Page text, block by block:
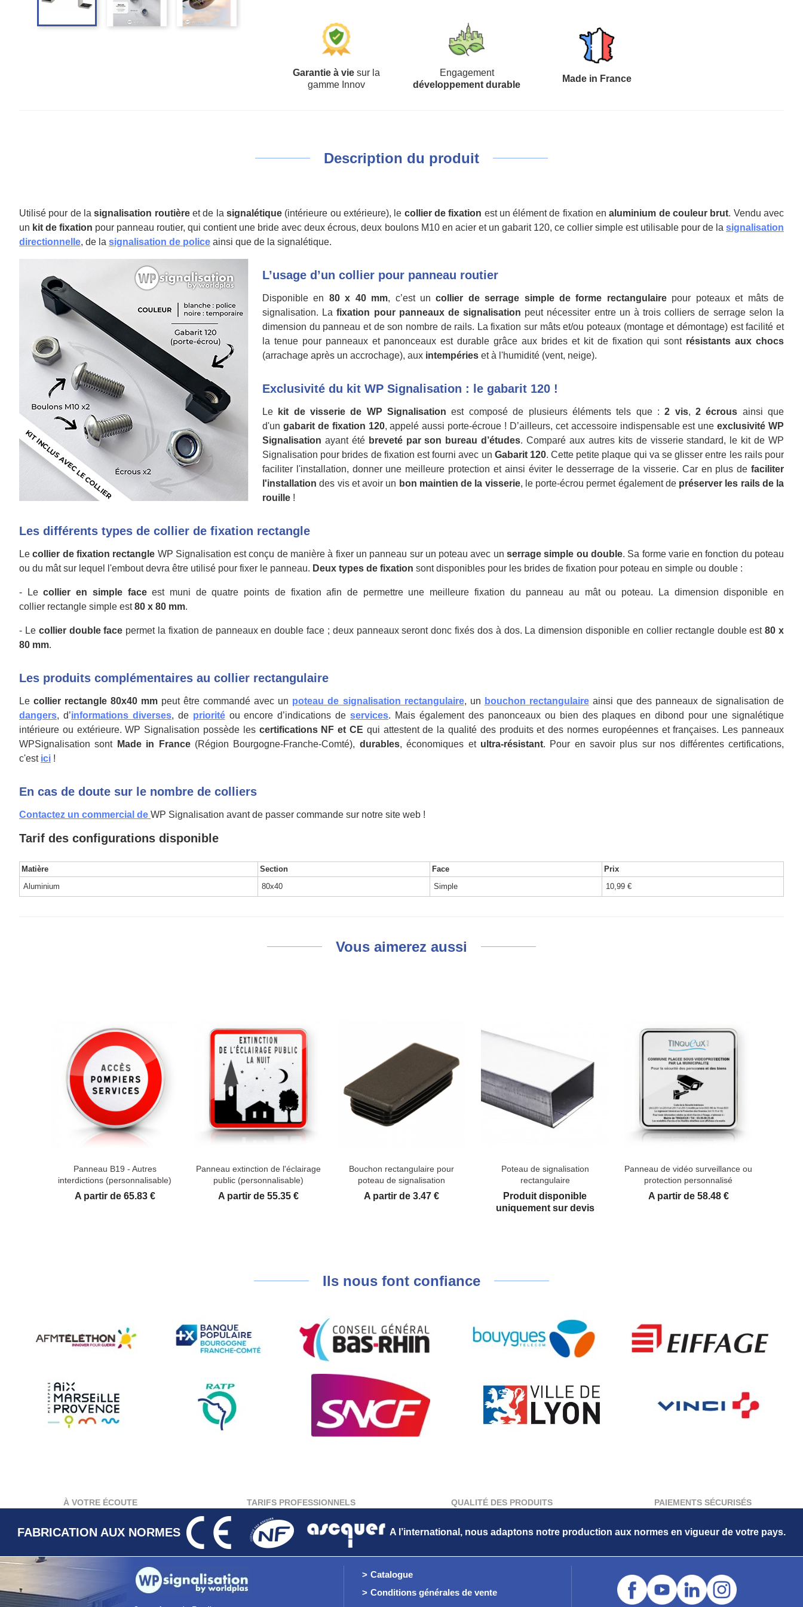
Garantie à viesur la
gamme Innov
Engagement
développement durable
Made in France
Description du produit
Utilisé pour de lasignalisation routièreet de la signalétique(intérieure ou extérieure), le collier de fixation est un élément de fixation enaluminium de couleur brut. Vendu avec
un kit de fixation pour panneau routier, qui contient une bride avec deux écrous, deux boulons M10 en acier et un gabarit 120, ce collier simple est utilisable pour de lasignalisation
directionnelle, de la signalisation de police ainsi que de la signalétique.
L’usage d’un collier pour panneau routier
Disponible en 80 x 40 mm, c’est uncollier de serrage simple de forme rectangulairepour poteaux et mâts de
signalisation. Lafixation pour panneaux de signalisation peut nécessiter entre un à trois colliers de serrage selon la
dimension du panneau et de son nombre de rails. La fixation sur mâts et/ou poteaux (montage et démontage) est facilité et
la tenue pour panneaux et panonceaux est durable grâce aux brides et kit de fixation qui sont résistants aux chocs
(arrachage après un accrochage), aux intempéries et à l'humidité (vent, neige).
Exclusivité du kit WP Signalisation : le gabarit 120 !
Le kit de visserie de WP Signalisation est composé de plusieurs éléments tels que : 2 vis, 2 écrous ainsi que
d'un gabarit de fixation 120, appelé aussi porte-écroue ! D’ailleurs, cet accessoire indispensable est uneexclusivité WP
Signalisation ayant été breveté par son bureau d’études. Comparé aux autres kits de visserie standard, le kit de WP
Signalisation pour brides de fixation est fourni avec un Gabarit 120. Cette petite plaque qui va se glisser entre les rails pour
faciliter l'installation, donner une meilleure protection et ainsi éviter le desserrage de la visserie. Car en plus defaciliter
l'installation des vis et avoir un bon maintien de la visserie, le porte-écrou permet également de préserver les rails de la
rouille !
Les différents types de collier de fixation rectangle
Lecollier de fixation rectangle WP Signalisation est conçu de manière à fixer un panneau sur un poteau avec unserrage simple ou double. Sa forme varie en fonction du poteau
ou du mât sur lequel l'embout devra être utilisé pour fixer le panneau. Deux types de fixation sont disponibles pour les brides de fixation pour poteau en simple ou double :
- Lecollier en simple faceest muni de quatre points de fixation afin de permettre une meilleure fixation du panneau au mât ou poteau. La dimension disponible en
collier rectangle simple est80 x 80 mm.
- Le collier double face permet la fixation de panneaux en double face ; deux panneaux seront donc fixés dos à dos. La dimension disponible en collier rectangle double est80 x
80 mm.
Les produits complémentaires au collier rectangulaire
Lecollier rectangle 80x40 mm peut être commandé avec un poteau de signalisation rectangulaire, un bouchon rectangulaireainsi que des panneaux de signalisation de
dangers, d’informations diverses, de prioritéou encore d’indications deservices. Mais également des panonceaux ou bien des plaques en dibond pour une signalétique
intérieure ou extérieure. WP Signalisation possède les certifications NF et CE qui attestent de la qualité des produits et des normes européennes et françaises. Les panneaux
WPSignalisation sont Made in France(Région Bourgogne-Franche-Comté), durables, économiques et ultra-résistant. Pour en savoir plus sur nos différentes certifications,
c'est ici !
En cas de doute sur le nombre de colliers
Contactez un commercial de WP Signalisation avant de passer commande sur notre site web !
Tarif des configurations disponible
Matière Section Face
Prix
Aluminium
80x40 Simple 10,99 €
Vous aimerez aussi
Panneau B19 - Autres
interdictions (personnalisable)
Prix
A partir de 65.83 €
Panneau extinction de l'éclairage
public (personnalisable)
Prix
A partir de 55.35 €
Bouchon rectangulaire pour
poteau de signalisation
Prix
A partir de 3.47 €
Poteau de signalisation
rectangulaire
Produit disponible
uniquement sur devis
Panneau de vidéo surveillance ou
protection personnalisé
Prix
A partir de 58.48 €
Ils nous font confiance
À VOTRE ÉCOUTE TARIFS PROFESSIONNELS QUALITÉ DES PRODUITS PAIEMENTS SÉCURISÉS
FABRICATION AUX NORMES A l’international, nous adaptons notre production aux normes en vigueur de votre pays.
Catalogue
Conditions générales de vente